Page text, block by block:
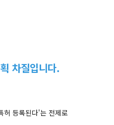
차질입니다.
허 등록된다'는 전제로